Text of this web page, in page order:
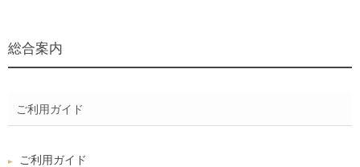
総合案内
ご利用ガイド
ご利用ガイド